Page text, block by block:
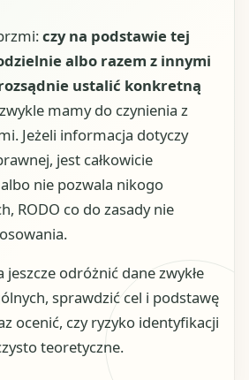
czy na podstawie tej
albo razem z innymi
ustalić konkretną
mamy do czynienia z
Jeżeli informacja dotyczy
jest całkowicie
nie pozwala nikogo
RODO co do zasady nie
odróżnić dane zwykłe
sprawdzić cel i podstawę
ocenić, czy ryzyko identyfikacji
teoretyczne.